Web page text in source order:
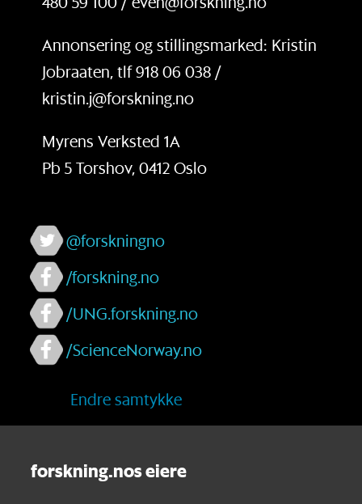
Annonsering og stillingsmarked: Kristin
Jobraaten, tlf 918 06 038 /
kristin.j@forskning.no
Myrens Verksted 1A
Pb 5 Torshov, 0412 Oslo
@forskningno
/forskning.no
/UNG.forskning.no
/ScienceNorway.no
Endre samtykke
forskning.nos eiere